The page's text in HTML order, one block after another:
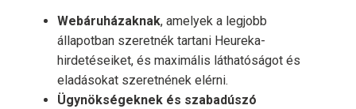
Webáruházaknak, amelyek a legjobb
állapotban szeretnék tartani Heureka-
hirdetéseiket, és maximális láthatóságot és
eladásokat szeretnének elérni.
Ügynökségeknek és szabadúszó